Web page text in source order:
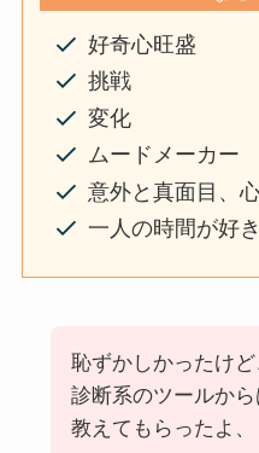
好奇心旺盛
挑戦
変化
ムードメーカー
意外と真面目、
一人の時間が好き
恥ずかしかったけど
診断系のツールか
教えてもらったよ、